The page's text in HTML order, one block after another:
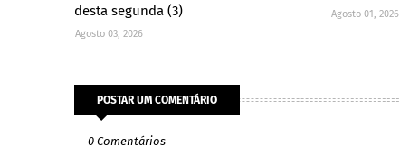
desta segunda (3)
Agosto 03, 2026
Agosto 01, 2026
POSTAR UM COMENTÁRIO
0 Comentários